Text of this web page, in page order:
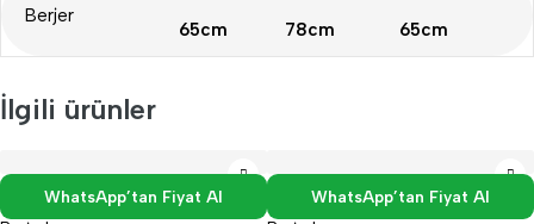
Berjer
65cm 78cm 65cm
İlgili ürünler
WhatsApp’tan Fiyat Al WhatsApp’tan Fiyat Al